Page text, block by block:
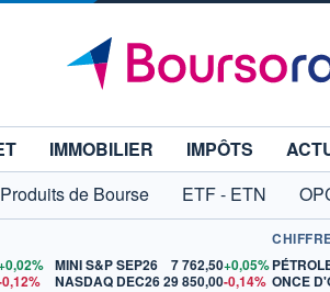
IMMOBILIER IMPÔTS
Produits de Bourse ETF - ETN
MINI S&P SEP26 7 762,50+0,05%
NASDAQ DEC2629 850,00-0,14% ONCE